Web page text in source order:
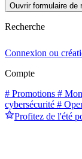
Ouvrir formulaire de
Recherche
Connexion ou
Compte
# Promotions #
cybersécurité #
Profitez de l'été